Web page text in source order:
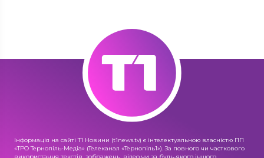
Інформація на сайті Т1 Новини (t1news.tv) є інтелектуальною власністю ПП
«ТРО Тернопіль-Медіа» (Телеканал «Тернопіль1»). За повного чи часткового
використання текстів, зображень, відео чи за будь-якого іншого